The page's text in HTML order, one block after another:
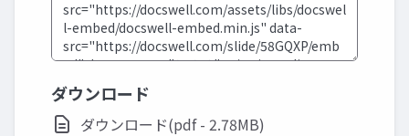
ダウンロード
ダウンロード(pdf - 2.78MB)